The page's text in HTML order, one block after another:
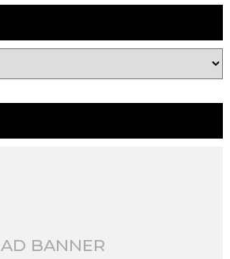
AD BANNER